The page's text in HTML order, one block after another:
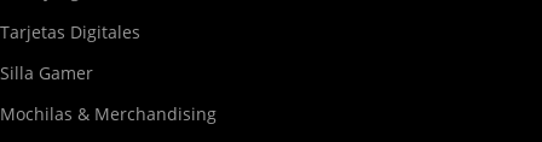
Tarjetas Digitales
Silla Gamer
Mochilas & Merchandising